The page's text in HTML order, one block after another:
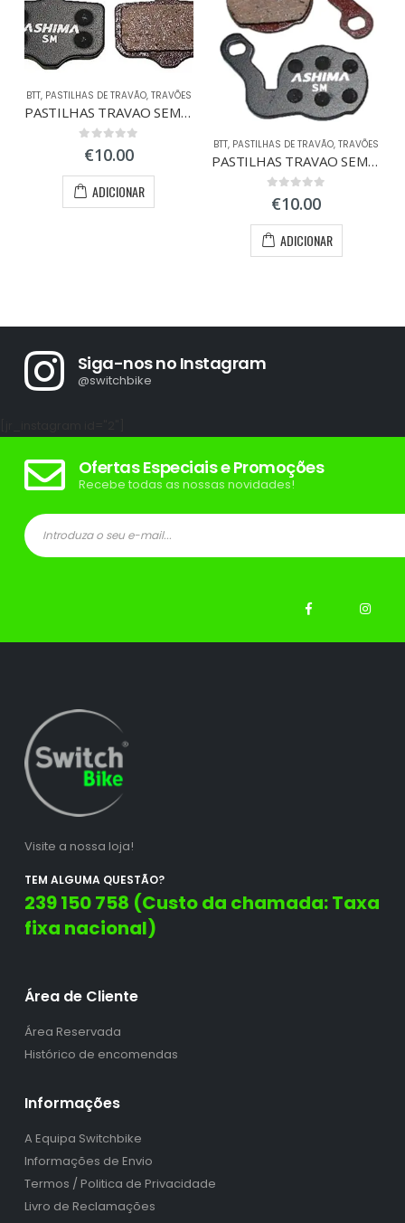
BTT, PASTILHAS DE TRAVÃO, TRAVÕES
PASTILHAS TRAVAO SEMI-METAL AVID ELIXIR/SRAM XX
out of 5
€10.00
ADICIONAR
BTT, PASTILHAS DE TRAVÃO,TRAVÕES
PASTILHAS TRAVAO SEMI-METAL MAGURA LOUISE/2007
out of 5
€10.00
ADICIONAR
Siga-nos no Instagram
@switchbike
Ofertas Especiais e Promoções
Recebe todas as nossas novidades!
Visite a nossa loja!
TEM ALGUMA QUESTÃO?
239 150 758 (Custo da chamada: Taxa
fixa nacional)
Área de Cliente
Área Reservada
Histórico de encomendas
Informações
A Equipa Switchbike
Informações de Envio
Termos / Politica de Privacidade
Livro de Reclamações